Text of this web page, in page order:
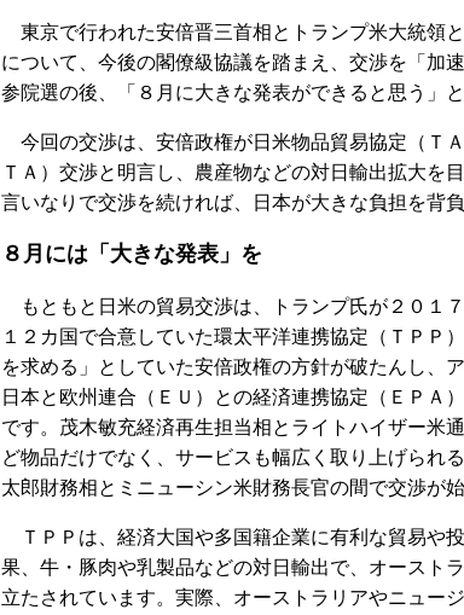
東京で行われた安倍晋三首相とトランプ米大統領
について、今後の閣僚級協議を踏まえ、交渉を「加
参院選の後、「８月に大きな発表ができると思う」と
今回の交渉は、安倍政権が日米物品貿易協定（Ｔ
ＴＡ）交渉と明言し、農産物などの対日輸出拡大を
言いなりで交渉を続ければ、日本が大きな負担を背
８月には「大きな発表」を
もともと日米の貿易交渉は、トランプ氏が２０１
１２カ国で合意していた環太平洋連携協定（ＴＰＰ
を求める」としていた安倍政権の方針が破たんし、
日本と欧州連合（ＥＵ）との経済連携協定（ＥＰＡ
です。茂木敏充経済再生担当相とライトハイザー米
ど物品だけでなく、サービスも幅広く取り上げられ
太郎財務相とミニューシン米財務長官の間で交渉が始
ＴＰＰは、経済大国や多国籍企業に有利な貿易や
果、牛・豚肉や乳製品などの対日輸出で、オースト
立たされています。実際、オーストラリアやニュー